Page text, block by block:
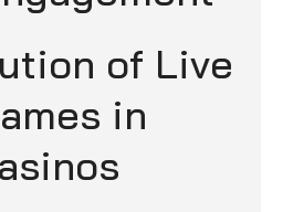
of Live
in